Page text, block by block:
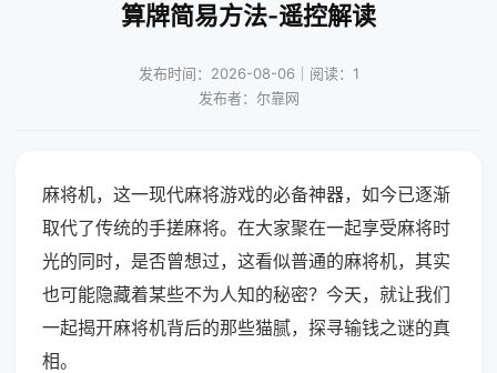
算牌简易方法-遥控解读
发布时间：2026-08-06｜阅读：1
发布者：尔靠网
麻将机，这一现代麻将游戏的必备神器，如今已逐渐
取代了传统的手搓麻将。在大家聚在一起享受麻将时
光的同时，是否曾想过，这看似普通的麻将机，其实
也可能隐藏着某些不为人知的秘密？今天，就让我们
一起揭开麻将机背后的那些猫腻，探寻输钱之谜的真
相。